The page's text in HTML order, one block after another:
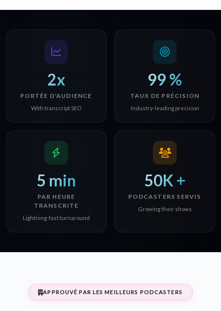
2x
PORTÉE D'AUDIENCE
With transcript SEO
99 %
TAUX DE PRÉCISION
Industry-leading precision
5 min
PAR HEURE
TRANSCRITE
Lightning-fast turnaround
50K +
PODCASTERS SERVIS
Growing their shows
APPROUVÉ PAR LES MEILLEURS PODCASTERS